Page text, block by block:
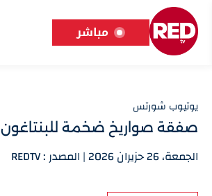
مباشر
يوتيوب شورتس
صفقة صواريخ ضخمة للبنتاغون
الجمعة، 26 حزيران 2026 | المصدر : REDTV